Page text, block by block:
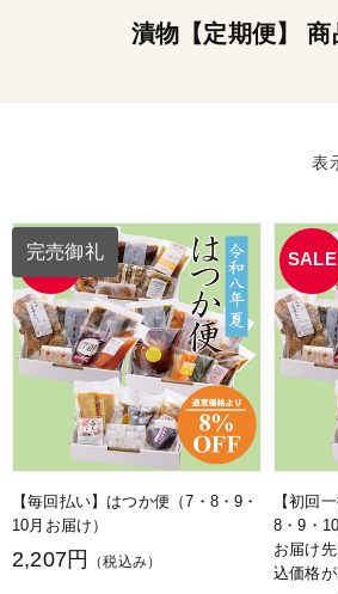
漬物【定期便】 商
表
【毎回払い】はつか便（7・8・9・
10月お届け）
2,207円 （税込み）
完売御礼
【初回
8・9・
お届け
込価格